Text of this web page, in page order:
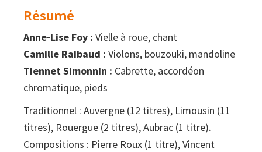
Musique
traditionnelle
du
Massif
central
Résumé
Anne-Lise Foy : Vielle à roue, chant
Camille Raibaud : Violons, bouzouki, mandoline
Tiennet Simonnin : Cabrette, accordéon
chromatique, pieds
Traditionnel : Auvergne (12 titres), Limousin (11
titres), Rouergue (2 titres), Aubrac (1 titre).
Compositions : Pierre Roux (1 titre), Vincent